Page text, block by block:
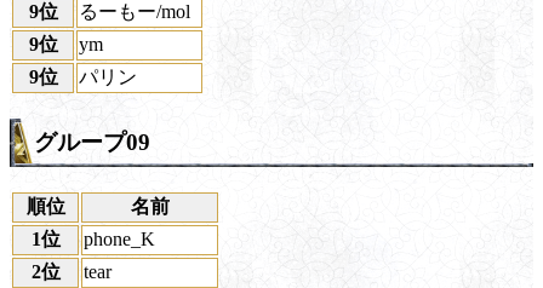
9位
るーもー/mol
9位
ym
9位
パリン
グループ09
順位
名前
1位
phone_K
2位
tear